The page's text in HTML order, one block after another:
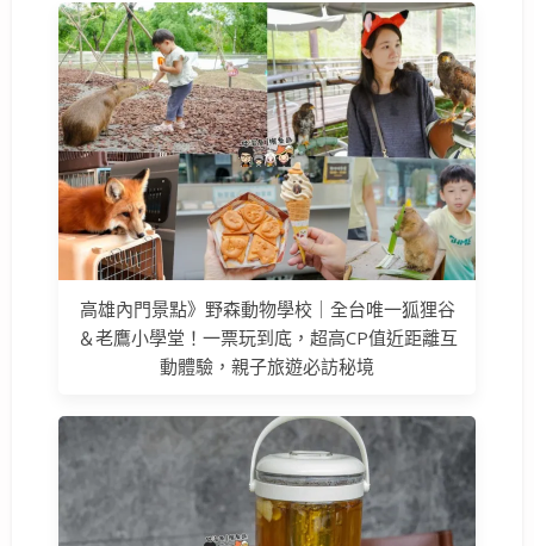
高雄內門景點》野森動物學校｜全台唯一狐狸谷
＆老鷹小學堂！一票玩到底，超高CP值近距離互
動體驗，親子旅遊必訪秘境